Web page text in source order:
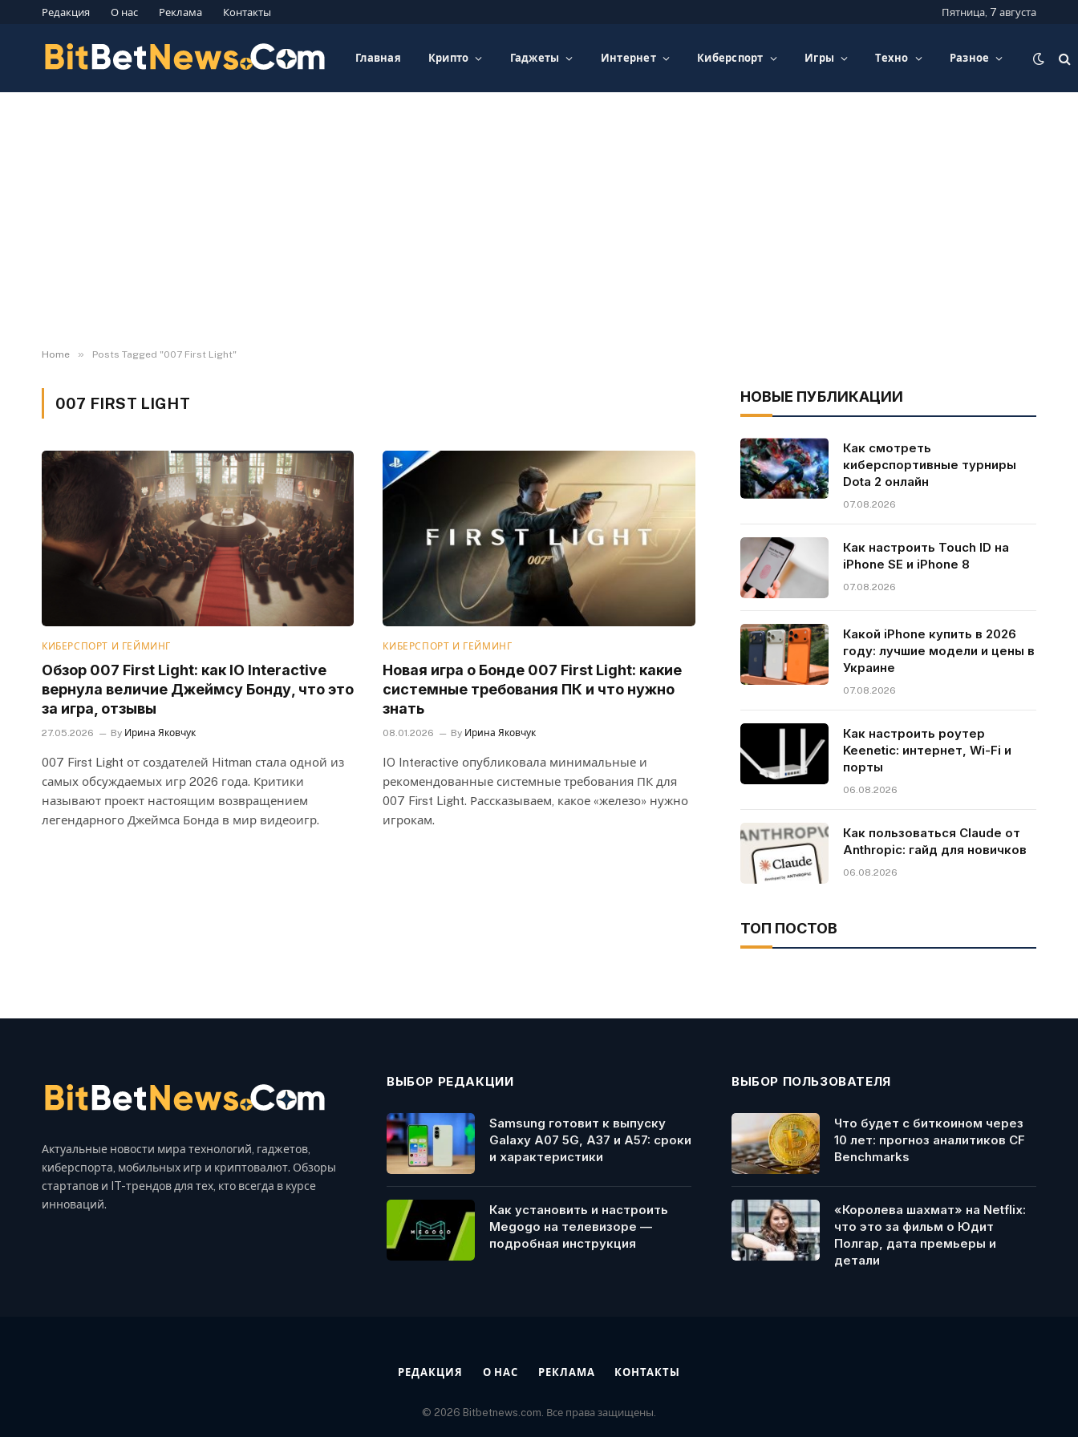
Редакция О нас Реклама Контакты Пятница, 7 августа
Главная Крипто Гаджеты Интернет Киберспорт Игры Техно Разное
Home » Posts Tagged "007 First Light"
007 FIRST LIGHT
КИБЕРСПОРТ И ГЕЙМИНГ
Обзор 007 First Light: как IO Interactive
вернула величие Джеймсу Бонду, что это
за игра, отзывы
27.05.2026 By Ирина Яковчук
007 First Light от создателей Hitman стала одной из
самых обсуждаемых игр 2026 года. Критики
называют проект настоящим возвращением
легендарного Джеймса Бонда в мир видеоигр.
КИБЕРСПОРТ И ГЕЙМИНГ
Новая игра о Бонде 007 First Light: какие
системные требования ПК и что нужно
знать
08.01.2026 By Ирина Яковчук
IO Interactive опубликовала минимальные и
рекомендованные системные требования ПК для
007 First Light. Рассказываем, какое «железо» нужно
игрокам.
НОВЫЕ ПУБЛИКАЦИИ
Как смотреть
киберспортивные турниры
Dota 2 онлайн
07.08.2026
Как настроить Touch ID на
iPhone SE и iPhone 8
07.08.2026
Какой iPhone купить в 2026
году: лучшие модели и цены в
Украине
07.08.2026
Как настроить роутер
Keenetic: интернет, Wi-Fi и
порты
06.08.2026
Как пользоваться Claude от
Anthropic: гайд для новичков
06.08.2026
ТОП ПОСТОВ
Актуальные новости мира технологий, гаджетов,
киберспорта, мобильных игр и криптовалют. Обзоры
стартапов и IT-трендов для тех, кто всегда в курсе
инноваций.
ВЫБОР РЕДАКЦИИ
Samsung готовит к выпуску
Galaxy A07 5G, A37 и A57: сроки
и характеристики
Как установить и настроить
Megogo на телевизоре —
подробная инструкция
ВЫБОР ПОЛЬЗОВАТЕЛЯ
Что будет с биткоином через
10 лет: прогноз аналитиков CF
Benchmarks
«Королева шахмат» на Netflix:
что это за фильм о Юдит
Полгар, дата премьеры и
детали
РЕДАКЦИЯ О НАС РЕКЛАМА КОНТАКТЫ
© 2026 Bitbetnews.com. Все права защищены.